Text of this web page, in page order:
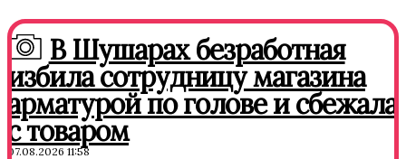
В Шушарах безработная
избила сотрудницу магазина
арматурой по голове и сбежала
с товаром
07.08.2026 11:58